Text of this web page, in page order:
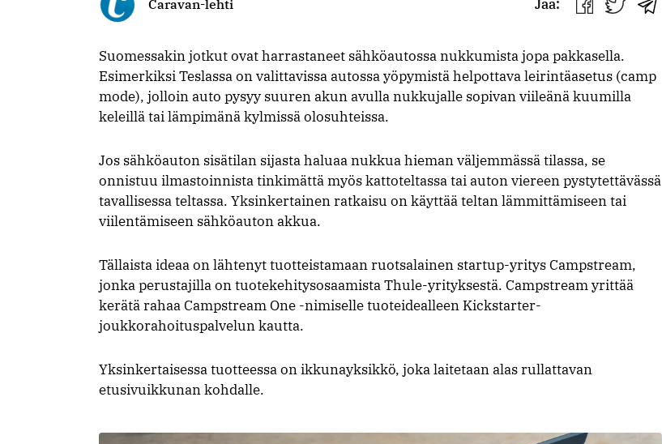
Caravan-lehti Jaa:
Jaa
Jaa
Jaa
Suomessakin jotkut ovat harrastaneet sähköautossa nukkumista jopa pakkasella.
Esimerkiksi Teslassa on valittavissa autossa yöpymistä helpottava leirintäasetus (camp
mode), jolloin auto pysyy suuren akun avulla nukkujalle sopivan viileänä kuumilla
keleillä tai lämpimänä kylmissä olosuhteissa.
Jos sähköauton sisätilan sijasta haluaa nukkua hieman väljemmässä tilassa, se
onnistuu ilmastoinnista tinkimättä myös kattoteltassa tai auton viereen pystytettävässä
tavallisessa teltassa. Yksinkertainen ratkaisu on käyttää teltan lämmittämiseen tai
viilentämiseen sähköauton akkua.
Tällaista ideaa on lähtenyt tuotteistamaan ruotsalainen startup-yritys Campstream,
jonka perustajilla on tuotekehitysosaamista Thule-yrityksestä. Campstream yrittää
kerätä rahaa Campstream One -nimiselle tuoteidealleen Kickstarter-
joukkorahoituspalvelun kautta.
Yksinkertaisessa tuotteessa on ikkunayksikkö, joka laitetaan alas rullattavan
etusivuikkunan kohdalle.